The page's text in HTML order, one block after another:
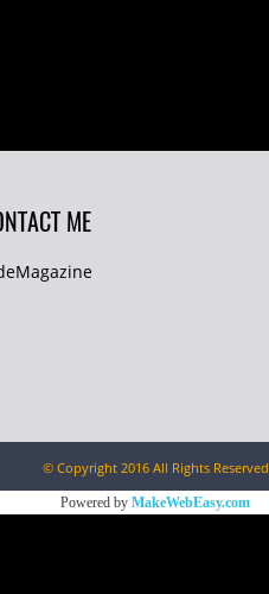
ME
© Copyright 2016 All Rights Reserved
Powered by MakeWebEasy.com